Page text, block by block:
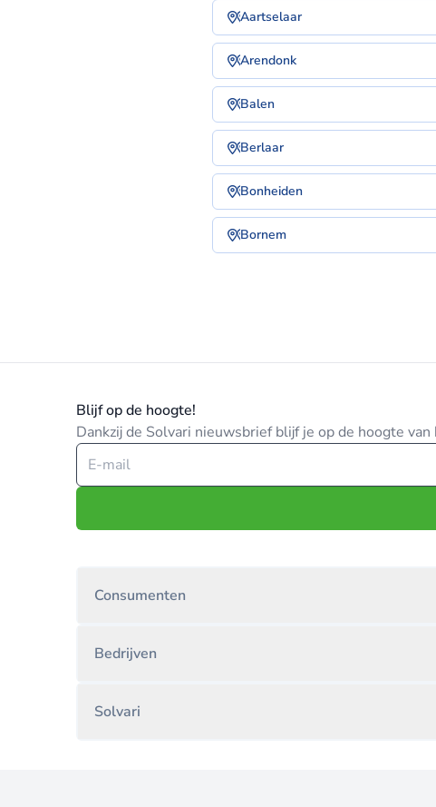
Aartselaar
Arendonk
Balen
Berlaar
Bonheiden
Bornem
Blijf op de hoogte!
Dankzij de Solvari nieuwsbrief blijf je op de hoogte
Consumenten
Bedrijven
Solvari